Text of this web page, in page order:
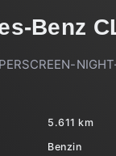
Benz
5.611 km
Benzin